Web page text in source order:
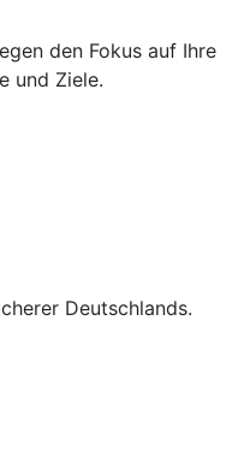
den Fokus auf Ihre
und Ziele.
Deutschlands.